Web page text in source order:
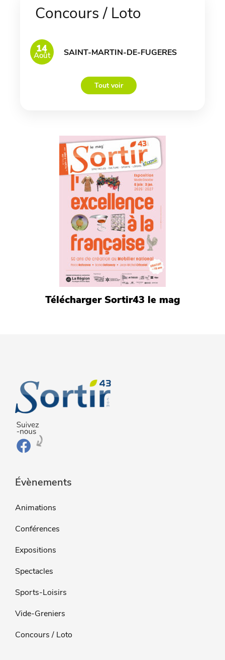
Concours / Loto
14
Août SAINT-MARTIN-DE-FUGERES
Tout voir
Télécharger Sortir43 le mag
Évènements
Animations
Conférences
Expositions
Spectacles
Sports-Loisirs
Vide-Greniers
Concours / Loto